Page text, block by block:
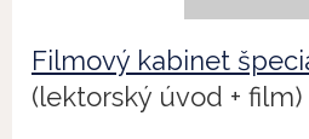
Filmový kabinet
(lektorský úvod + film)